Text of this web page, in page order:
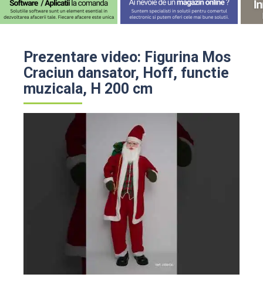
Prezentare video: Figurina Mos
Craciun dansator, Hoff, functie
muzicala, H 200 cm